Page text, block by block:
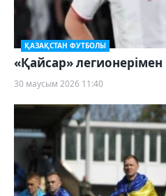
ҚАЗАҚСТАН ФУТБОЛЫ
«Қайсар»
30 маусым 2026 11:40